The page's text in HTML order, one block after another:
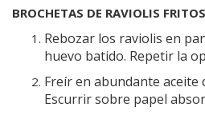
BROCHETAS DE RAVIOLIS
Rebozar los raviolis en
huevo batido. Repetir la
Freír en abundante aceite
Escurrir sobre papel